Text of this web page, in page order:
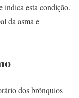
indica esta condição.
da asma e
dos brônquios